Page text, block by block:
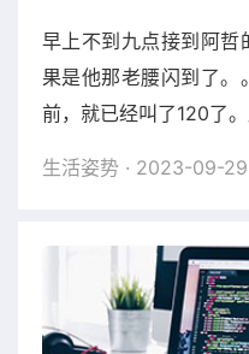
早上不到九点接到阿哲
果是他那老腰闪到了
前，就已经叫了120了
生活姿势 · 2023-09-29